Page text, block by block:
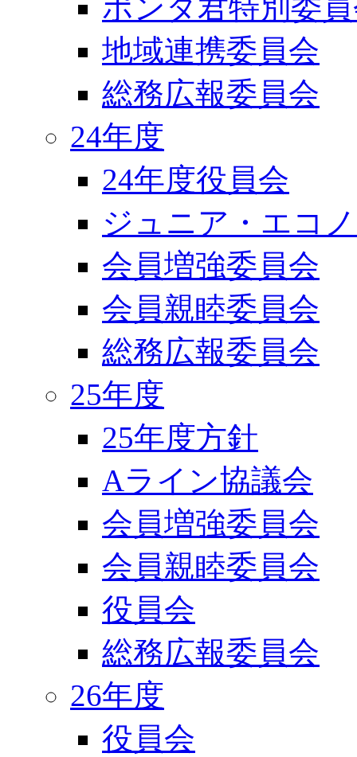
ポンタ君特別委
地域連携委員会
総務広報委員会
24年度
24年度役員会
ジュニア・エコ
会員増強委員会
会員親睦委員会
総務広報委員会
25年度
25年度方針
Aライン協議会
会員増強委員会
会員親睦委員会
役員会
総務広報委員会
26年度
役員会